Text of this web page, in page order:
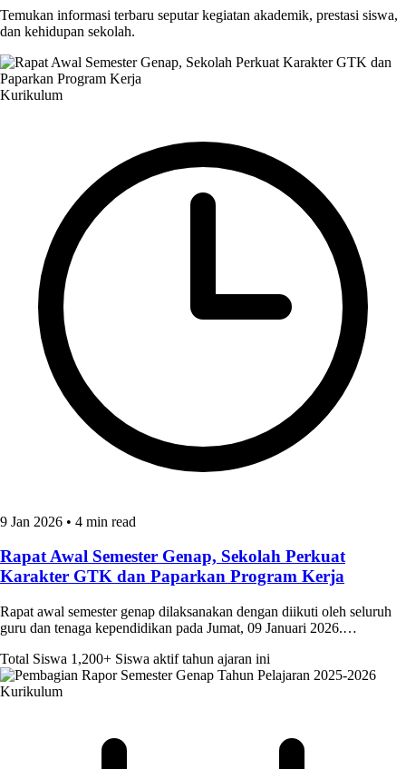
Temukan informasi terbaru seputar kegiatan akademik, prestasi siswa,
dan kehidupan sekolah.
Kurikulum
9 Jan 2026 • 4 min read
Rapat Awal Semester Genap, Sekolah Perkuat
Karakter GTK dan Paparkan Program Kerja
Rapat awal semester genap dilaksanakan dengan diikuti oleh seluruh
guru dan tenaga kependidikan pada Jumat, 09 Januari 2026.…
Total Siswa 1,200+ Siswa aktif tahun ajaran ini
Kurikulum